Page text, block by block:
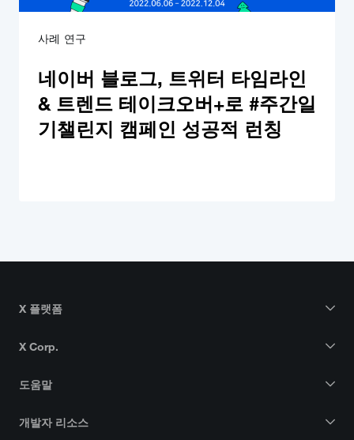
사례 연구
네이버 블로그, 트위터 타임라인
& 트렌드 테이크오버+로 #주간일
기챌린지 캠페인 성공적 런칭
X 플랫폼
X Corp.
도움말
개발자 리소스